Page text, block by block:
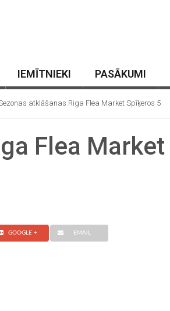
IEMĪTNIEKI PASĀKUMI
atklāšanas Riga Flea Market Spīķeros 5
Flea Market
GOOGLE + EMAIL